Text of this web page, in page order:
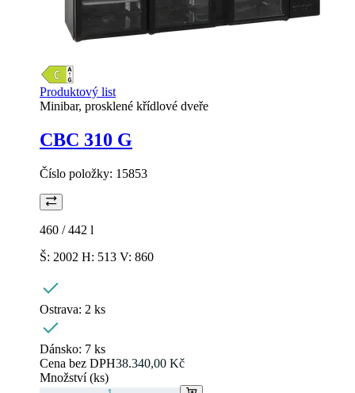
Produktový list
Minibar, prosklené křídlové dveře
CBC 310 G
Číslo položky: 15853
460 / 442 l
Š: 2002 H: 513 V: 860
Ostrava: 2 ks
Dánsko: 7 ks
Cena bez DPH38.340,00 Kč
Množství (ks)